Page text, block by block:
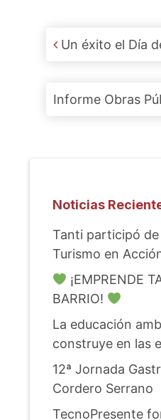
Post
Un éxito el Día
Informe Obras
Noticias
Tanti participó de
Turismo en
¡EMPRENDE
BARRIO!
La educación
construye en las
12ª Jornada
Cordero Serrano
TecnoPresente